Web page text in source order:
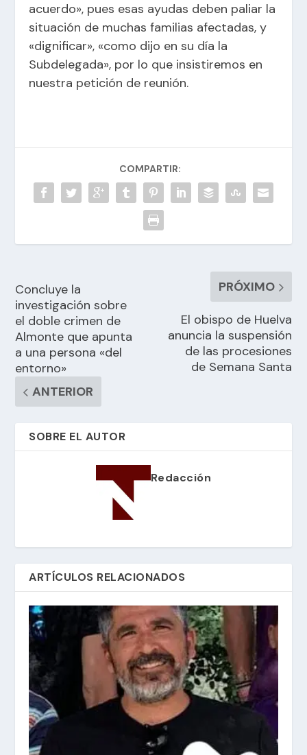
acuerdo», pues esas ayudas deben paliar la
situación de muchas familias afectadas, y
«dignificar», «como dijo en su día la
Subdelegada», por lo que insistiremos en
nuestra petición de reunión.
COMPARTIR:
Concluye la
investigación sobre
el doble crimen de
Almonte que apunta
a una persona «del
entorno»
ANTERIOR
PRÓXIMO
El obispo de Huelva
anuncia la suspensión
de las procesiones
de Semana Santa
SOBRE EL AUTOR
Redacción
ARTÍCULOS RELACIONADOS